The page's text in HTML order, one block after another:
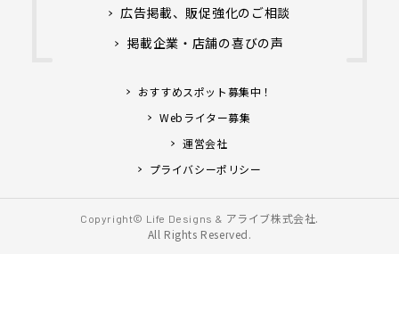
広告掲載、販促強化のご相談
掲載企業・店舗の喜びの声
おすすめスポット募集中！
Webライター募集
運営会社
プライバシーポリシー
Copyright© Life Designs & アライブ株式会社.
All Rights Reserved.